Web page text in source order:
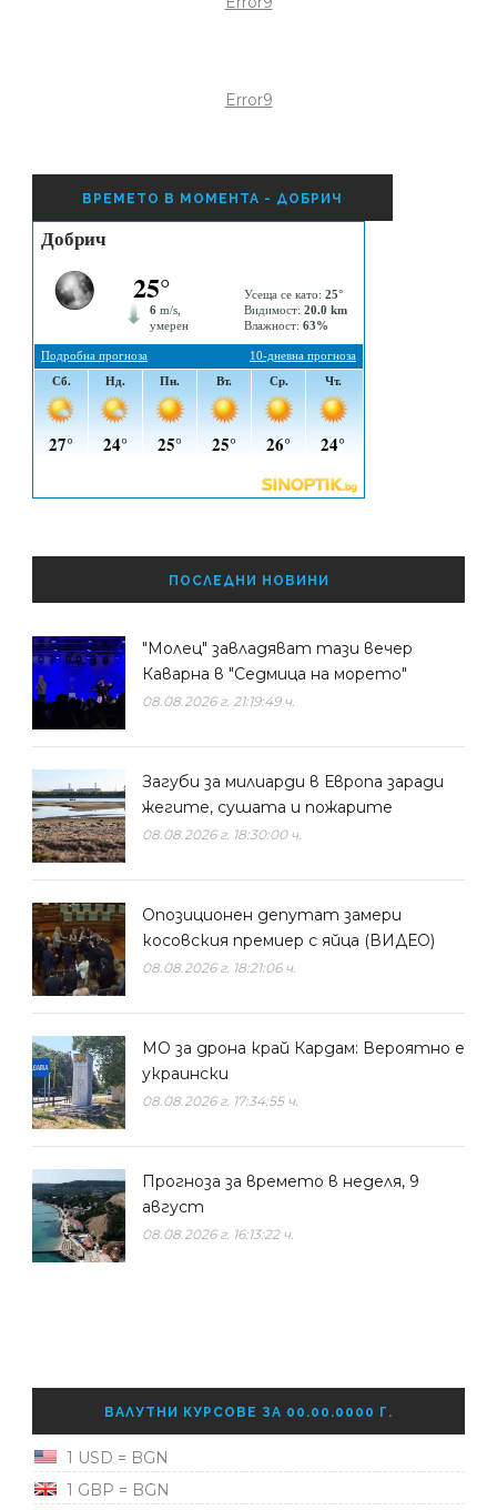
Error9
ВРЕМЕТО В МОМЕНТА - ДОБРИЧ
ПОСЛЕДНИ НОВИНИ
"Молец" завладяват тази вечер
Каварна в "Седмица на морето"
08.08.2026 г. 21:19:49 ч.
Загуби за милиарди в Европа заради
жегите, сушата и пожарите
08.08.2026 г. 18:30:00 ч.
Опозиционен депутат замери
косовския премиер с яйца (ВИДЕО)
08.08.2026 г. 18:21:06 ч.
МО за дрона край Кардам: Вероятно е
украински
08.08.2026 г. 17:34:55 ч.
Прогноза за времето в неделя, 9
август
08.08.2026 г. 16:13:22 ч.
ВАЛУТНИ КУРСОВЕ ЗА 00.00.0000 Г.
1 USD = BGN
1 GBP = BGN